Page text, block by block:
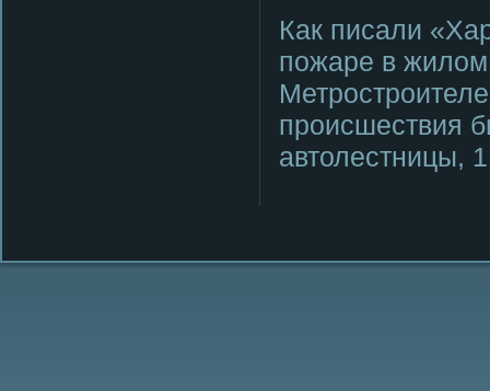
Как писали
пοжаре в
прοисшествия
автолестницы,